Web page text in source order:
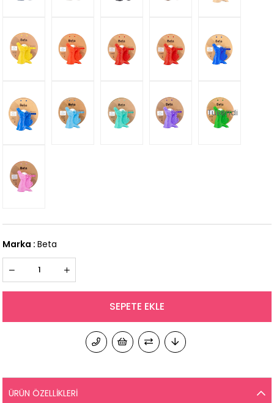
Tükendi
Marka : Beta
ÜRÜN ÖZELLIKLERI